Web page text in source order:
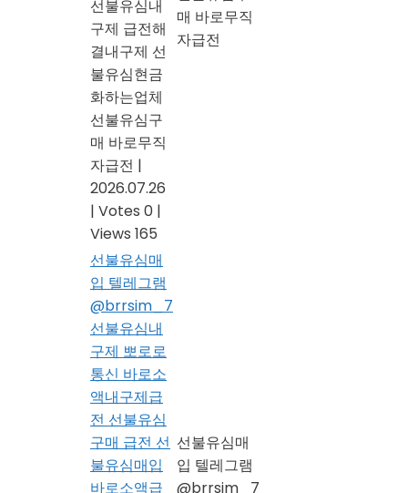
선불유심내
구제 급전해
결내구제 선
불유심현금
화하는업체
선불유심구
매 바로무직
자급전 |
2026.07.26
| Votes 0 |
Views 165
매 바로무직
자급전
선불유심매
입 텔레그램
@brrsim_7
선불유심내
구제 뽀로로
통신 바로소
액내구제급
전 선불유심
구매 급전 선
불유심매입
바로소액급
선불유심매
입 텔레그램
@brrsim_7